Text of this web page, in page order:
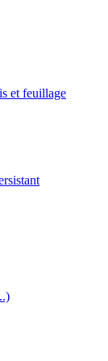
et feuillage